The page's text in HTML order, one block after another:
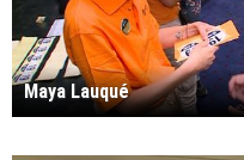
Maya Lauqué